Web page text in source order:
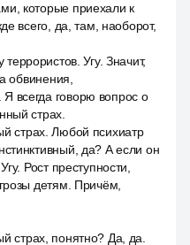
которые приехали к
всего, да, там, наоборот,
Угу. Значит,
обвинения,
всегда говорю вопрос о
страх.
страх. Любой психиатр
да? А если он
Рост преступности,
детям. Причём,
страх, понятно? Да, да.